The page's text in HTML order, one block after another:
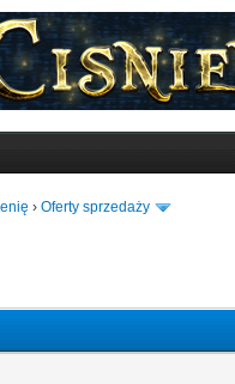
› Oferty sprzedaży